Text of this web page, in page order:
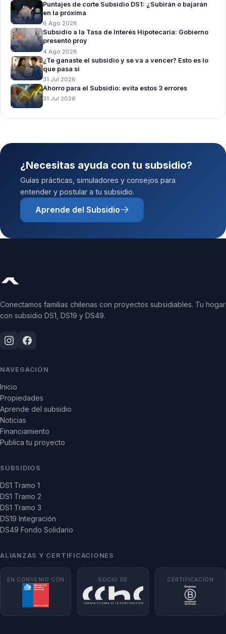
Puntajes de corte Subsidio DS1: ¿Subirán o bajarán
en la próxima
6 Ago 2026
Subsidio a la Tasa de Interés Hipotecaria: Gobierno
presentó proy
4 Ago 2026
¿Te ganaste el subsidio y se va a vencer? Esto es lo
que pasa si
31 Jul 2026
Ahorro para el Subsidio: evita estos 3 errores
31 Jul 2026
¿Necesitas ayuda con tu subsidio?
Guías prácticas, simuladores y consejos para
entender y postular a tu subsidio.
Aprende del Subsidio
Conectamos familias chilenas con proyectos subsidiables. Tu hogar
con subsidio DS1, DS19 y DS49.
NAVEGACIÓN
Inicio
Propiedades
Aprende del subsidio
Noticias
Financiamiento
Publica tu proyecto
SUBSIDIOS
DS1 Tramo 1
DS1 Tramo 2
DS1 Tramo 3
DS19 Integración
DS49 Fondo Solidario
ALIANZAS Y CERTIFICACIONES
EN CONVENIO CON SOCIO DE CERTIFICACIÓN